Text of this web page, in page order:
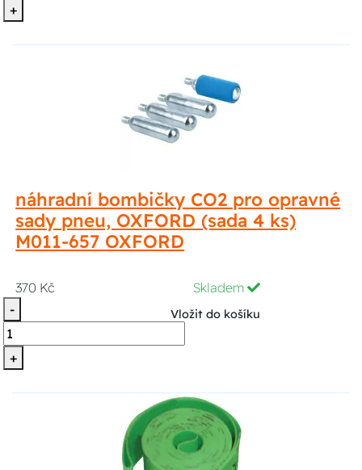
+
náhradní bombičky CO2 pro opravné
sady pneu, OXFORD (sada 4 ks)
M011-657 OXFORD
370 Kč
Skladem
-
+
Vložit do košíku